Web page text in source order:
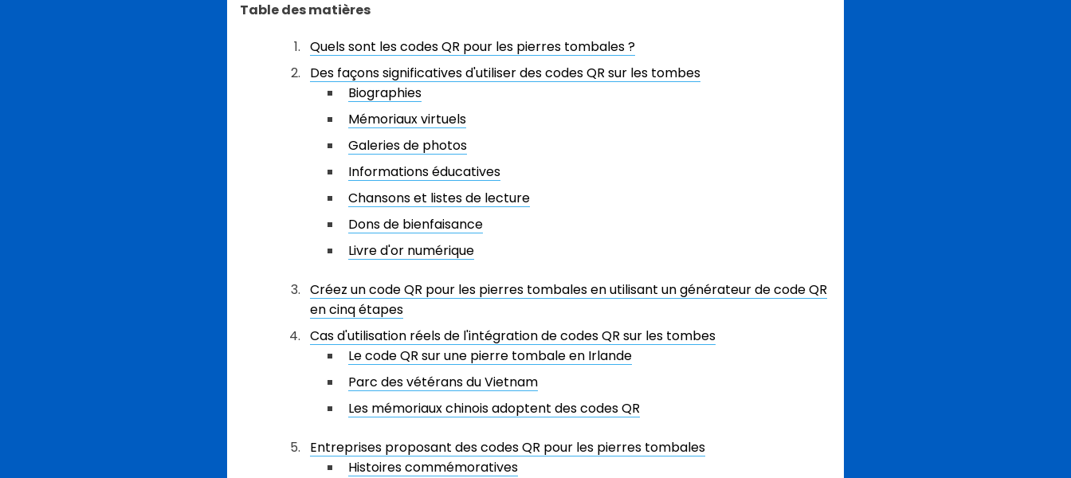
Table des matières
Quels sont les codes QR pour les pierres tombales ?
Des façons significatives d'utiliser des codes QR sur les tombes
Biographies
Mémoriaux virtuels
Galeries de photos
Informations éducatives
Chansons et listes de lecture
Dons de bienfaisance
Livre d'or numérique
Créez un code QR pour les pierres tombales en utilisant un générateur de code QR
en cinq étapes
Cas d'utilisation réels de l'intégration de codes QR sur les tombes
Le code QR sur une pierre tombale en Irlande
Parc des vétérans du Vietnam
Les mémoriaux chinois adoptent des codes QR
Entreprises proposant des codes QR pour les pierres tombales
Histoires commémoratives